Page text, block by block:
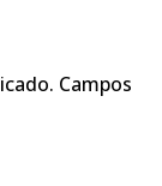
Campos